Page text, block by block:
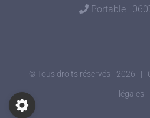
Portable :
© Tous droits réservés - 2026 |
légales